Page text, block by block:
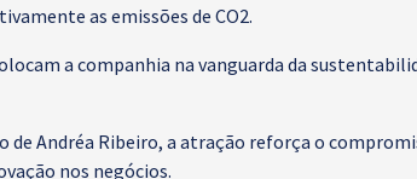
as emissões de CO2.
a companhia na vanguarda da
de Andréa Ribeiro, a atração reforça o
nos negócios.